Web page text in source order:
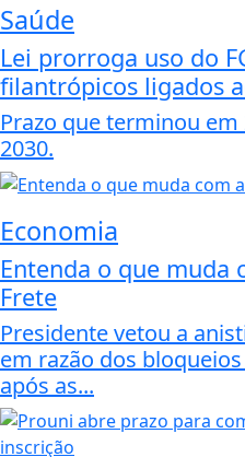
Saúde
Lei prorroga uso do
filantrópicos ligados
Prazo que terminou
2030.
Economia
Entenda o que muda
Frete
Presidente vetou a
em razão dos
após as...